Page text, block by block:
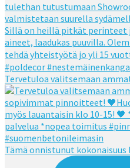
Tervetuloa valitsemaan
Tämä onnistunut